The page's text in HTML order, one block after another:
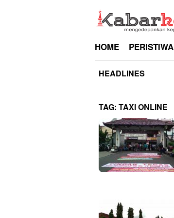
HOME PERISTIWA
HEADLINES
TAG: TAXI ONLINE